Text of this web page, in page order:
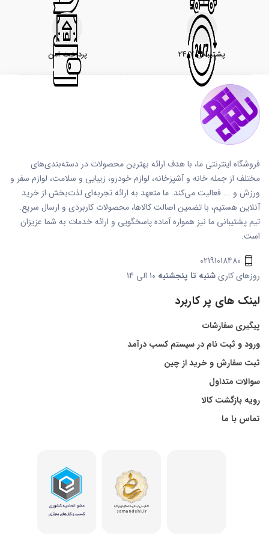
پشتیبانی 24/7 پرداخت امن
فروشگاه اینترنتی ما، با هدف ارائه بهترین محصولات در دسته‌بندی‌های
مختلف از جمله خانه و آشپزخانه، لوازم خودرو، زیبایی و سلامت، لوازم سفر و
ورزش و ... فعالیت می‌کند. ما متعهد به ارائه تجربه‌ای لذت‌بخش از خرید
آنلاین هستیم، با تضمین اصالت کالاها، محصولات کاربردی و ارسال سریع.
تیم پشتیبانی ما نیز همواره آماده پاسخگویی و ارائه خدمات به شما عزیزان
است.
02191018480
روزهای کاریشنبه تا پنجشنبه
لینک های پر کاربرد
پیگیری سفارشات
ورود و ثبت نام در سیستم کسب درآمد
ثبت سفارش و خرید از چین
سوالات متداول
رویه بازگشت کالا
تماس با ما